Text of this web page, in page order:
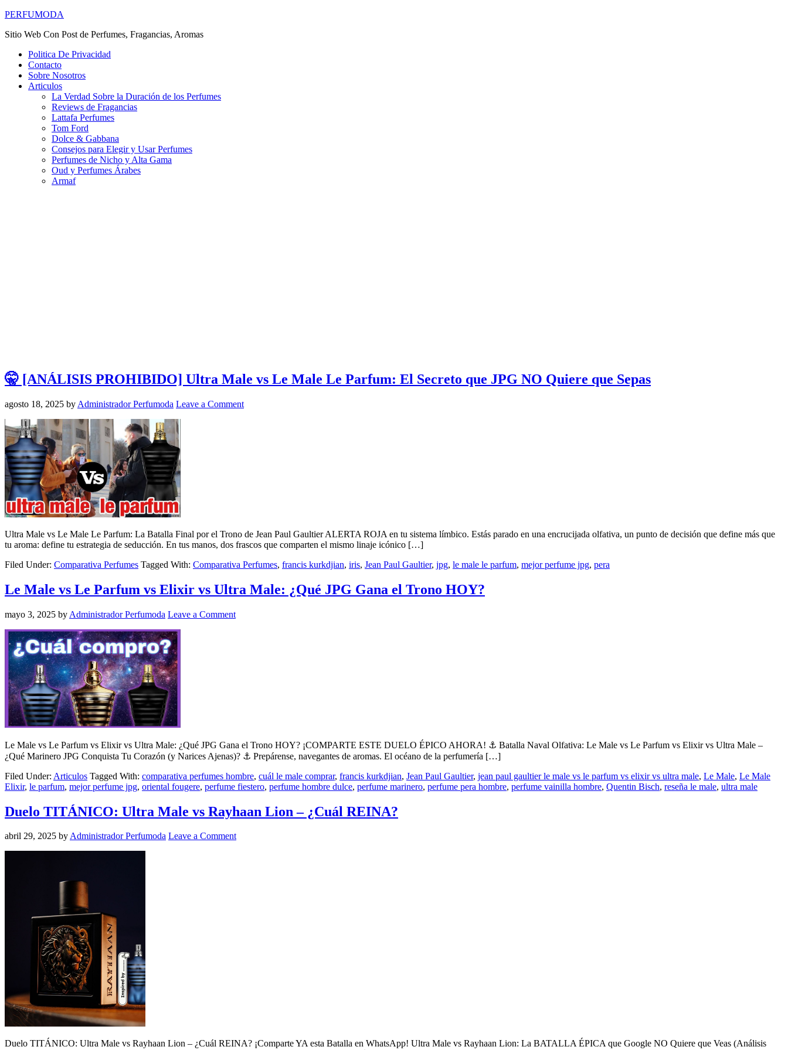
PERFUMODA
Sitio Web Con Post de Perfumes, Fragancias, Aromas
Politica De Privacidad
Contacto
Sobre Nosotros
Articulos
La Verdad Sobre la Duración de los Perfumes
Reviews de Fragancias
Lattafa Perfumes
Tom Ford
Dolce & Gabbana
Consejos para Elegir y Usar Perfumes
Perfumes de Nicho y Alta Gama
Oud y Perfumes Árabes
Armaf
🤫 [ANÁLISIS PROHIBIDO] Ultra Male vs Le Male Le Parfum: El Secreto que JPG NO Quiere que Sepas
agosto 18, 2025 by Administrador Perfumoda Leave a Comment
Ultra Male vs Le Male Le Parfum: La Batalla Final por el Trono de Jean Paul Gaultier ALERTA ROJA en tu sistema límbico. Estás parado en una encrucijada olfativa, un punto de decisión que define más que
tu aroma: define tu estrategia de seducción. En tus manos, dos frascos que comparten el mismo linaje icónico […]
Filed Under: Comparativa Perfumes Tagged With: Comparativa Perfumes, francis kurkdjian, iris, Jean Paul Gaultier, jpg, le male le parfum, mejor perfume jpg, pera
Le Male vs Le Parfum vs Elixir vs Ultra Male: ¿Qué JPG Gana el Trono HOY?
mayo 3, 2025 by Administrador Perfumoda Leave a Comment
Le Male vs Le Parfum vs Elixir vs Ultra Male: ¿Qué JPG Gana el Trono HOY? ¡COMPARTE ESTE DUELO ÉPICO AHORA! ⚓️ Batalla Naval Olfativa: Le Male vs Le Parfum vs Elixir vs Ultra Male –
¿Qué Marinero JPG Conquista Tu Corazón (y Narices Ajenas)? ⚓️ Prepárense, navegantes de aromas. El océano de la perfumería […]
Filed Under: Articulos Tagged With: comparativa perfumes hombre, cuál le male comprar, francis kurkdjian, Jean Paul Gaultier, jean paul gaultier le male vs le parfum vs elixir vs ultra male, Le Male, Le Male
Elixir, le parfum, mejor perfume jpg, oriental fougere, perfume fiestero, perfume hombre dulce, perfume marinero, perfume pera hombre, perfume vainilla hombre, Quentin Bisch, reseña le male, ultra male
Duelo TITÁNICO: Ultra Male vs Rayhaan Lion – ¿Cuál REINA?
abril 29, 2025 byAdministrador Perfumoda Leave a Comment
Duelo TITÁNICO: Ultra Male vs Rayhaan Lion – ¿Cuál REINA? ¡Comparte YA esta Batalla en WhatsApp! Ultra Male vs Rayhaan Lion: La BATALLA ÉPICA que Google NO Quiere que Veas (Análisis